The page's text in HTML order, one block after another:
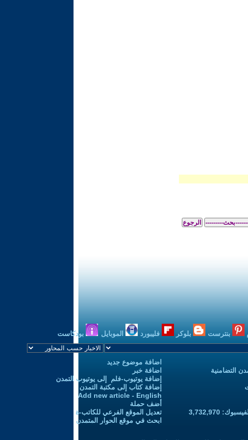
بنترست بلوكر فليبورد الموبايل بودكاست
التضامنية
3,732,970
اضافة موضوع جديد
اضافة خبر
إضافة يوتيوب-فلم إلى يوتيوب التمدن
إضافة كتاب إلى مكتبة التمدن
Add new article - English
أضف حملة
تعديل الموقع الفرعي للكاتب-ة
ابحث في موقع الحوار المتمدن